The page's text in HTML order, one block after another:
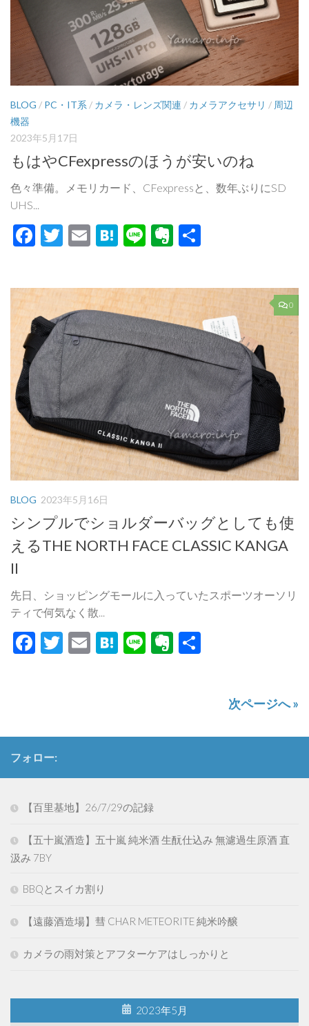
BLOG / PC・IT系 / カメラ・レンズ関連 / カメラアクセサリ / 周辺
機器
2023年5月17日
もはやCFexpressのほうが安いのね
色々準備。メモリカード、CFexpressと、数年ぶりにSD
UHS...
Facebook
Twitter
EmailHatena
LineEvernote
0
BLOG 2023年5月16日
シンプルでショルダーバッグとしても使
えるTHE NORTH FACE CLASSIC KANGA
II
先日、ショッピングモールに入っていたスポーツオーソリ
ティで何気なく散...
Facebook
Twitter
EmailHatena
LineEvernote
次ページへ »
フォロー:
【百里基地】26/7/29の記録
【五十嵐酒造】五十嵐 純米酒 生酛仕込み 無濾過生原酒 直
汲み 7BY
BBQとスイカ割り
【遠藤酒造場】彗 CHAR METEORITE 純米吟醸
カメラの雨対策とアフターケアはしっかりと
2023年5月